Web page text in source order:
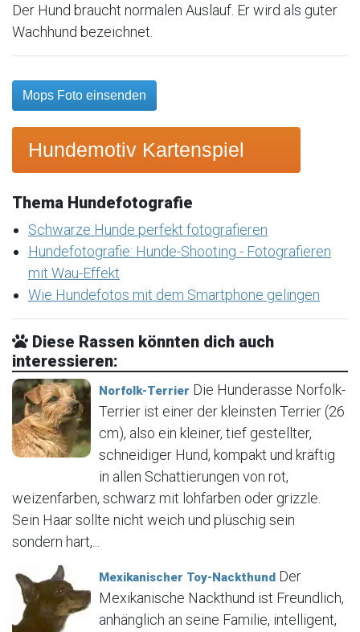
Der Hund braucht normalen Auslauf. Er wird als guter
Wachhund bezeichnet.
Mops Foto einsenden
Hundemotiv Kartenspiel
Thema Hundefotografie
Schwarze Hunde perfekt fotografieren
Hundefotografie: Hunde-Shooting - Fotografieren
mit Wau-Effekt
Wie Hundefotos mit dem Smartphone gelingen
Diese Rassen könnten dich auch
interessieren:
Norfolk-Terrier Die Hunderasse Norfolk-
Terrier ist einer der kleinsten Terrier (26
cm), also ein kleiner, tief gestellter,
schneidiger Hund, kompakt und kräftig
in allen Schattierungen von rot,
weizenfarben, schwarz mit lohfarben oder grizzle.
Sein Haar sollte nicht weich und plüschig sein
sondern hart,...
Mexikanischer Toy-Nackthund Der
Mexikanische Nackthund ist Freundlich,
anhänglich an seine Familie, intelligent,